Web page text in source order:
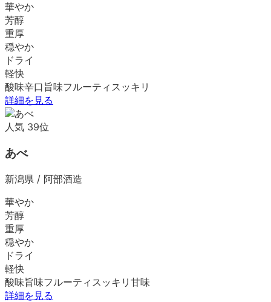
華やか
芳醇
重厚
穏やか
ドライ
軽快
酸味辛口 旨味フルーティ スッキリ
詳細を見る
人気 39位
あべ
新潟県 / 阿部酒造
華やか
芳醇
重厚
穏やか
ドライ
軽快
酸味旨味フルーティ スッキリ 甘味
詳細を見る